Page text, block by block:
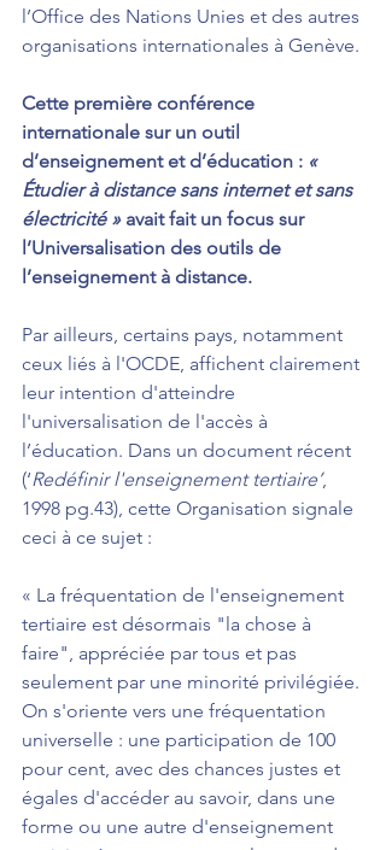
l’Office des Nations Unies et des autres
organisations internationales à Genève.
Cette première conférence
internationale sur un outil
d’enseignement et d’éducation : «
Étudier à distance sans internet et sans
électricité » avait fait un focus sur
l’Universalisation des outils de
l’enseignement à distance.
Par ailleurs, certains pays, notamment
ceux liés à l'OCDE, affichent clairement
leur intention d'atteindre
l'universalisation de l'accès à
l’éducation. Dans un document récent
(‘Redéfinir l'enseignement tertiaire’,
1998 pg.43), cette Organisation signale
ceci à ce sujet :
« La fréquentation de l'enseignement
tertiaire est désormais "la chose à
faire", appréciée par tous et pas
seulement par une minorité privilégiée.
On s'oriente vers une fréquentation
universelle : une participation de 100
pour cent, avec des chances justes et
égales d'accéder au savoir, dans une
forme ou une autre d'enseignement